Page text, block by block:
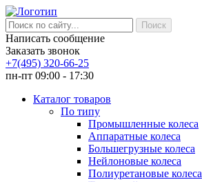
Написать сообщение
Заказать звонок
+7(495) 320-66-25
пн-пт 09:00 - 17:30
Каталог товаров
По типу
Промышленные колеса
Аппаратные колеса
Большегрузные колеса
Нейлоновые колеса
Полиуретановые колеса